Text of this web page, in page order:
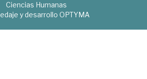
Ciencias Humanas
y desarrollo OPTYMA